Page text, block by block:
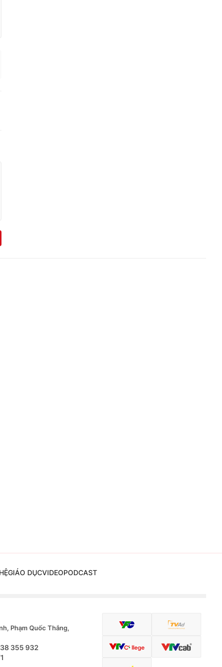
GIÁO DỤCVIDEOPODCAST
Phạm Quốc Thắng,
355 932